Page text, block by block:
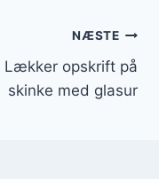
NÆSTE
Lækker opskrift på
skinke med glasur